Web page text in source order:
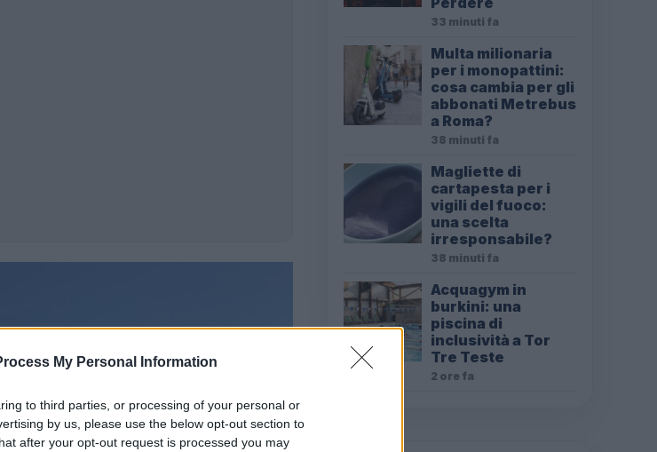
My Personal Information
to third parties, or processing of your personal or
by us, please use the below opt-out section to
after your opt-out request is processed you may
33 minuti fa
Multa milionaria
per i monopattini:
cosa cambia per gli
abbonati Metrebus
a Roma?
38 minuti fa
Magliette di
cartapesta per i
vigili del fuoco:
una scelta
irresponsabile?
38 minuti fa
Acquagym in
burkini: una
piscina di
inclusività a Tor
Tre Teste
2 ore fa